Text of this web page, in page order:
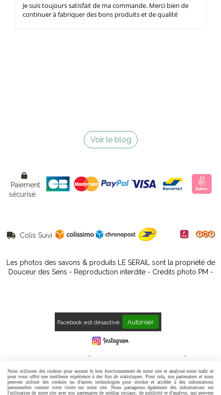
Je suis toujours satisfait de ma commande. Merci bien de
continuer à fabriquer des bons produits et de qualité
Voir le blog

Paiement
sécurisé
 Colis Suivi
Les photos des savons & produits LE SERAIL sont la propriété de
Douceur des Sens - Reproduction interdite - Crédits photo PM -
Facebook est désactivé. Autoriser
Politique de confidentialité Gestion cookies Mon Compte
Contact Avis Clients
Nous utilisons des cookies pour assurer le bon fonctionnement de notre site et analyser notre trafic et
pour vous offrir une meilleure expérience à des fins de statistiques. Pour cela, nos partenaires et nous
peuvent utiliser des cookies ou d'autres technologies pour stocker et accéder à des informations
personnelles comme votre visite sur notre site. Nous partageons également des informations sur
l'utilisation de notre site avec nos partenaires de médias sociaux, de publicité et d'analyse, qui peuvent